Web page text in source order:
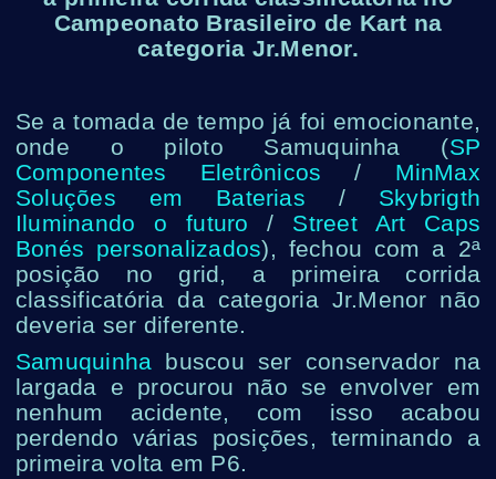
Campeonato Brasileiro de Kart na
categoria Jr.Menor.
Se a tomada de tempo já foi emocionante,
onde o piloto Samuquinha (SP
Componentes Eletrônicos / MinMax
Soluções em Baterias / Skybrigth
Iluminando o futuro / Street Art Caps
Bonés personalizados), fechou com a 2ª
posição no grid, a primeira corrida
classificatória da categoria Jr.Menor não
deveria ser diferente.
Samuquinha buscou ser conservador na
largada e procurou não se envolver em
nenhum acidente, com isso acabou
perdendo várias posições, terminando a
primeira volta em P6.